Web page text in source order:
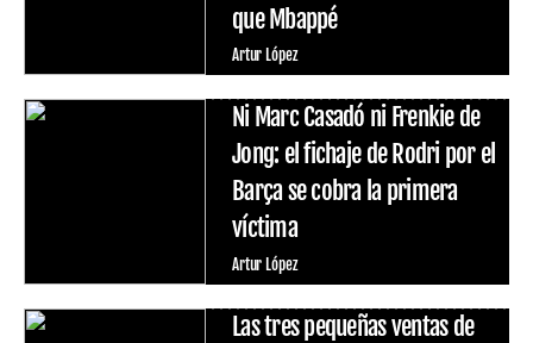
que Mbappé
Artur López
Ni Marc Casadó ni Frenkie de
Jong: el fichaje de Rodri por el
Barça se cobra la primera
víctima
Artur López
Las tres pequeñas ventas de